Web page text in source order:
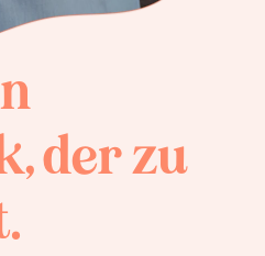
der zu